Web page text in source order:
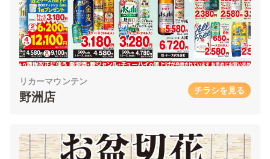
リカーマウンテン
野洲店 チラシを見る